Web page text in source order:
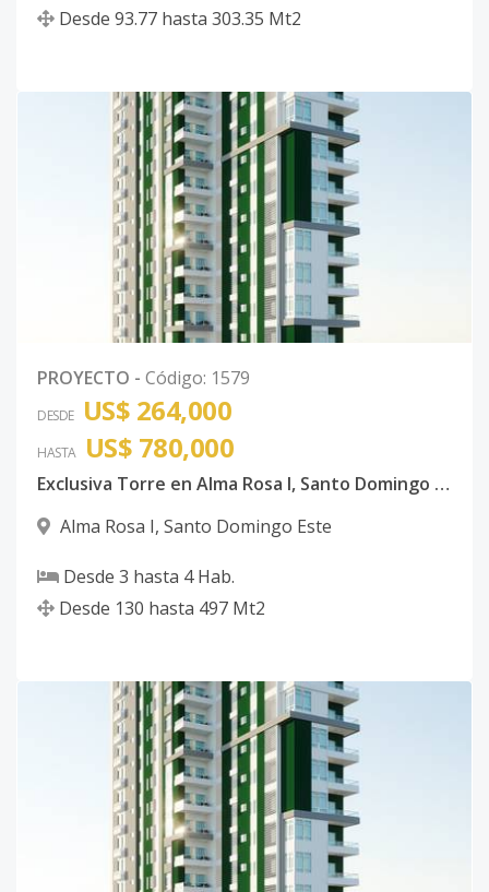
Desde 93.77 hasta 303.35 Mt2
PROYECTO - Código: 1579
DESDE US$ 264,000
HASTA US$ 780,000
Exclusiva Torre en Alma Rosa I, Santo Domingo Este
Alma Rosa I, Santo Domingo Este
Desde 3 hasta 4Hab.
Desde 130 hasta 497 Mt2